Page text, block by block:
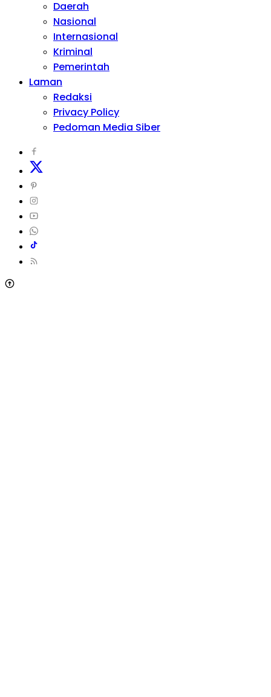
Daerah
Nasional
Internasional
Kriminal
Pemerintah
Laman
Redaksi
Privacy Policy
Pedoman Media Siber